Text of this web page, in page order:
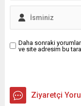
Daha sonraki
ve site adresim bu
Ziyaretçi